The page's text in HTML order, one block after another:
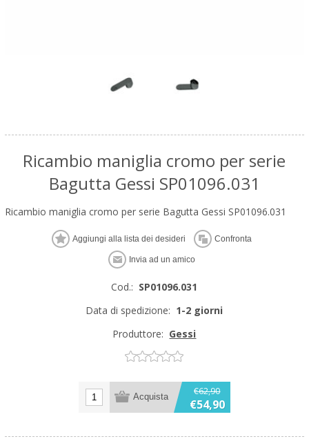
Ricambio maniglia cromo per serie
Bagutta Gessi SP01096.031
Ricambio maniglia cromo per serie Bagutta Gessi SP01096.031
Cod.: SP01096.031
Data di spedizione: 1-2 giorni
Produttore: Gessi
€62,90
€54,90